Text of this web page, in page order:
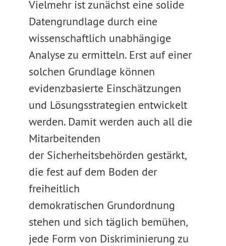
Vielmehr ist zunächst eine solide
Datengrundlage durch eine
wissenschaftlich unabhängige
Analyse zu ermitteln. Erst auf einer
solchen Grundlage können
evidenzbasierte Einschätzungen
und Lösungsstrategien entwickelt
werden. Damit werden auch all die
Mitarbeitenden
der Sicherheitsbehörden gestärkt,
die fest auf dem Boden der
freiheitlich
demokratischen Grundordnung
stehen und sich täglich bemühen,
jede Form von Diskriminierung zu